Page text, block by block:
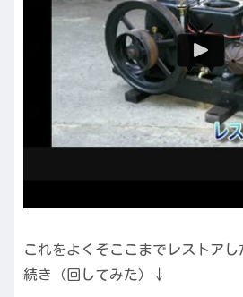
これをよくぞここまでレストア
続き（回してみた）↓